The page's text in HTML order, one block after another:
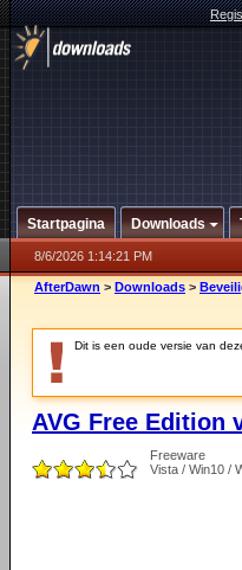
Startpagina Downloads
8/6/2026 1:14:21 PM
AfterDawn > Downloads >
Dit is een oude versie van
AVG Free Edition
Freeware
Vista / Win10 /